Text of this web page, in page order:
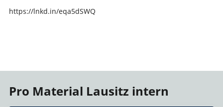
https://lnkd.in/eqa5dSWQ
Pro Material Lausitz intern